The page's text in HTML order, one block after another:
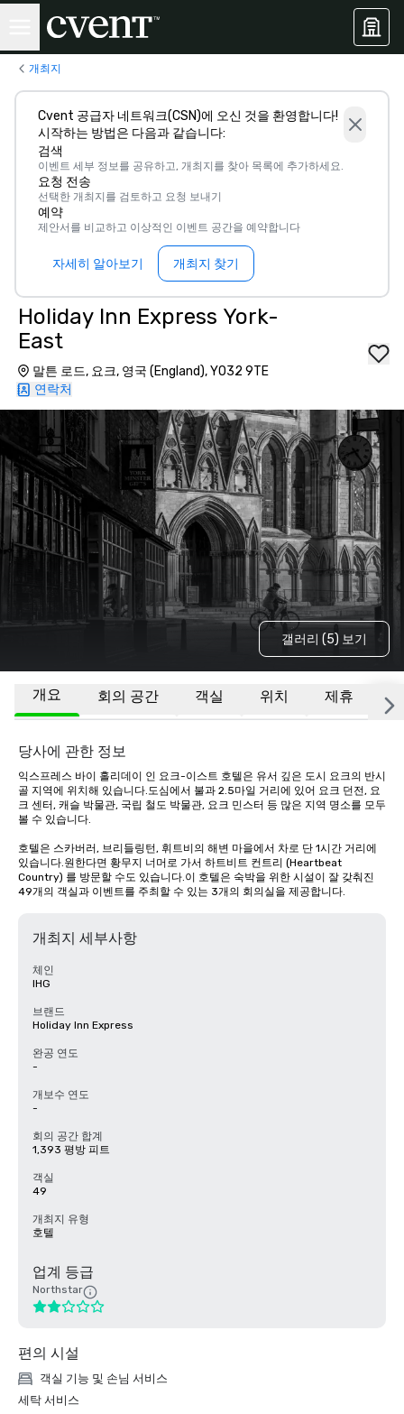
개최지
Cvent 공급자 네트워크(CSN)에 오신 것을 환영합니다!
시작하는 방법은 다음과 같습니다:
검색
이벤트 세부 정보를 공유하고, 개최지를 찾아 목록에 추가하세요.
요청 전송
선택한 개최지를 검토하고 요청 보내기
예약
제안서를 비교하고 이상적인 이벤트 공간을 예약합니다
자세히 알아보기 개최지 찾기
Holiday Inn Express York-
East
말튼 로드, 요크, 영국 (England), YO32 9TE
연락처
갤러리 (5) 보기
개요 회의 공간 객실 위치 제휴
당사에 관한 정보
익스프레스 바이 홀리데이 인 요크-이스트 호텔은 유서 깊은 도시 요크의 반시
골 지역에 위치해 있습니다.도심에서 불과 2.5마일 거리에 있어 요크 던전, 요
크 센터, 캐슬 박물관, 국립 철도 박물관, 요크 민스터 등 많은 지역 명소를 모두
볼 수 있습니다.
호텔은 스카버러, 브리들링턴, 휘트비의 해변 마을에서 차로 단 1시간 거리에
있습니다.원한다면 황무지 너머로 가서 하트비트 컨트리 (Heartbeat
Country) 를 방문할 수도 있습니다.이 호텔은 숙박을 위한 시설이 잘 갖춰진
49개의 객실과 이벤트를 주최할 수 있는 3개의 회의실을 제공합니다.
개최지 세부사항
체인
IHG
브랜드
Holiday Inn Express
완공 연도
-
개보수 연도
-
회의 공간 합계
1,393 평방 피트
객실
49
개최지 유형
호텔
업계 등급
Northstar
편의 시설
객실 기능 및 손님 서비스
세탁 서비스